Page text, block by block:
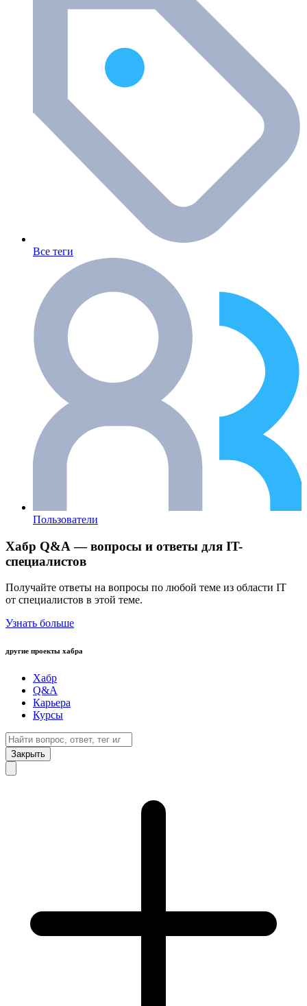
Все теги
Пользователи
Хабр Q&A — вопросы и ответы для IT-
специалистов
Получайте ответы на вопросы по любой теме из области IT
от специалистов в этой теме.
Узнать больше
другие проекты хабра
Хабр
Q&A
Карьера
Курсы
Закрыть